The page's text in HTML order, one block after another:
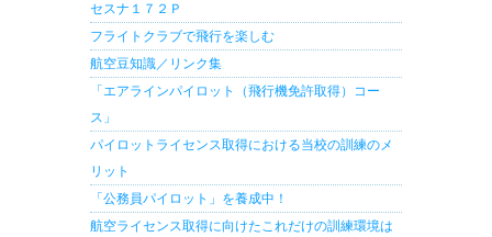
セスナ１７２Ｐ
フライトクラブで飛行を楽しむ
航空豆知識／リンク集
「エアラインパイロット（飛行機免許取得）コー
ス」
パイロットライセンス取得における当校の訓練のメ
リット
「公務員パイロット」を養成中！
航空ライセンス取得に向けたこれだけの訓練環境は